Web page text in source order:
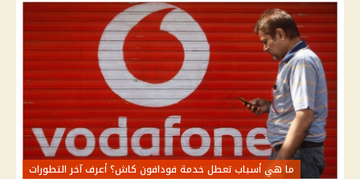
ما هي أسباب تعطل خدمة فودافون كاش؟ أعرف آخر التطورات